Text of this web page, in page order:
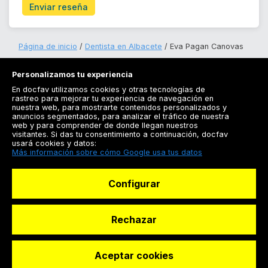
Enviar reseña
Página de inicio Dentista en Albacete Eva Pagan Canovas
Registrarse
Docfav
© Dashboard Technologies S.L
Personalizamos tu experiencia
En docfav utilizamos cookies y otras tecnologías de
rastreo para mejorar tu experiencia de navegación en
nuestra web, para mostrarte contenidos personalizados y
anuncios segmentados, para analizar el tráfico de nuestra
web y para comprender de donde llegan nuestros
visitantes. Si das tu consentimiento a continuación, docfav
usará cookies y datos:
Más información sobre cómo Google usa tus datos
Configurar
Rechazar
Aceptar cookies